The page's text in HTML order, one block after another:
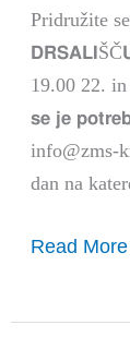
Pridružite
19.00 22.
𝘀𝗲 𝗷𝗲
info@zms-
dan na
Read